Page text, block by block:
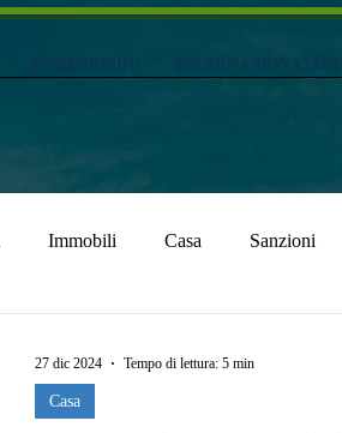
Immobili Casa Sanzioni
Casa
27 dic 2024 Tempo di lettura: 5 min